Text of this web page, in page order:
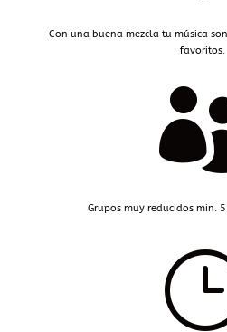
Con una buena mezcla tu música
favoritos.
Grupos muy reducidos min.